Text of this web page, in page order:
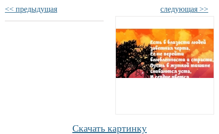
<< предыдущая следующая >>
Скачать картинку